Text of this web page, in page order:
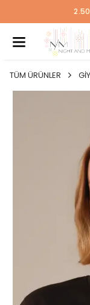
ÜYE OL
TÜM ÜRÜNLER